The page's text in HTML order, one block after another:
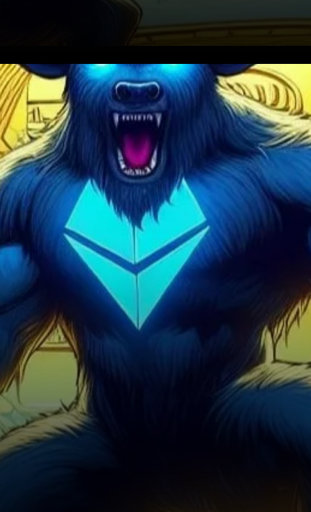
Les passionnés de XRP
attendent avec impatience
une percée, et selon l’expert
du marché Jonathan Carter, le
moment pourrait être…